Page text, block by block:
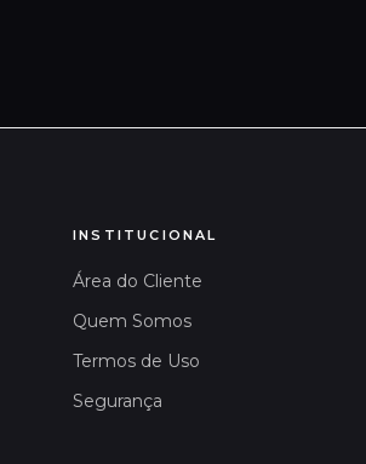
INSTITUCIONAL
Área do Cliente
Quem Somos
Termos de Uso
Segurança